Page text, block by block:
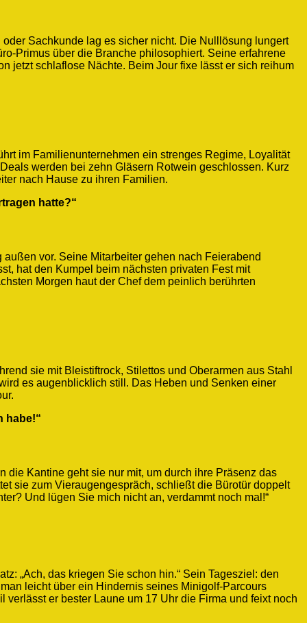
Sachkunde lag es sicher nicht. Die Nulllösung lungert
Primus über die Branche philosophiert. Seine erfahrene
jetzt schlaflose Nächte. Beim Jour fixe lässt er sich reihum
im Familienunternehmen ein strenges Regime, Loyalität
werden bei zehn Gläsern Rotwein geschlossen. Kurz
nach Hause zu ihren Familien.
hatte?“
vor. Seine Mitarbeiter gehen nach Feierabend
hat den Kumpel beim nächsten privaten Fest mit
Morgen haut der Chef dem peinlich berührten
sie mit Bleistiftrock, Stilettos und Oberarmen aus Stahl
es augenblicklich still. Das Heben und Senken einer
habe!“
die Kantine geht sie nur mit, um durch ihre Präsenz das
sie zum Vieraugengespräch, schließt die Bürotür doppelt
Und lügen Sie mich nicht an, verdammt noch mal!“
„Ach, das kriegen Sie schon hin.“ Sein Tagesziel: den
leicht über ein Hindernis seines Minigolf-Parcours
er bester Laune um 17 Uhr die Firma und feixt noch